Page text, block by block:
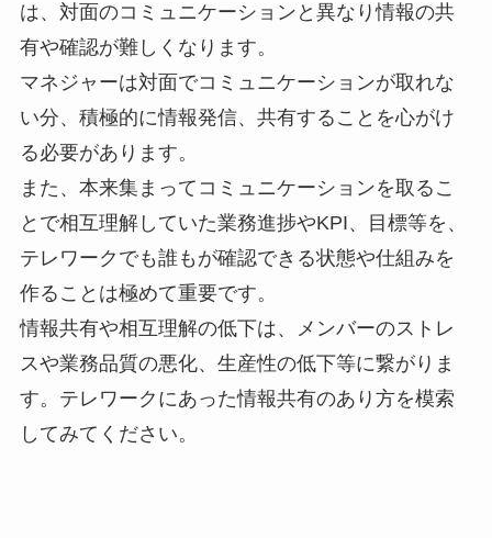
は、対面のコミュニケーションと異なり情報の共
有や確認が難しくなります。
マネジャーは対面でコミュニケーションが取れな
い分、積極的に情報発信、共有することを心がけ
る必要があります。
また、本来集まってコミュニケーションを取るこ
とで相互理解していた業務進捗やKPI、目標等を、
テレワークでも誰もが確認できる状態や仕組みを
作ることは極めて重要です。
情報共有や相互理解の低下は、メンバーのストレ
スや業務品質の悪化、生産性の低下等に繋がりま
す。テレワークにあった情報共有のあり方を模索
してみてください。